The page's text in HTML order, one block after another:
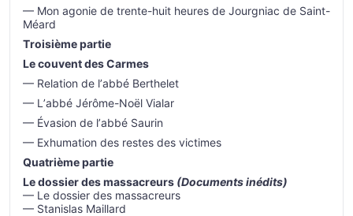
— Mon agonie de trente-huit heures de Jourgniac de Saint-
Méard
Troisième partie
Le couvent des Carmes
— Relation de l’abbé Berthelet
— L’abbé Jérôme-Noël Vialar
— Évasion de l’abbé Saurin
— Exhumation des restes des victimes
Quatrième partie
Le dossier des massacreurs (Documents inédits)
— Le dossier des massacreurs
— Stanislas Maillard